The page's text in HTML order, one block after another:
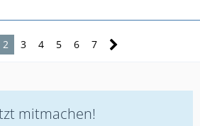
2 3 4 5 6 7
mitmachen!